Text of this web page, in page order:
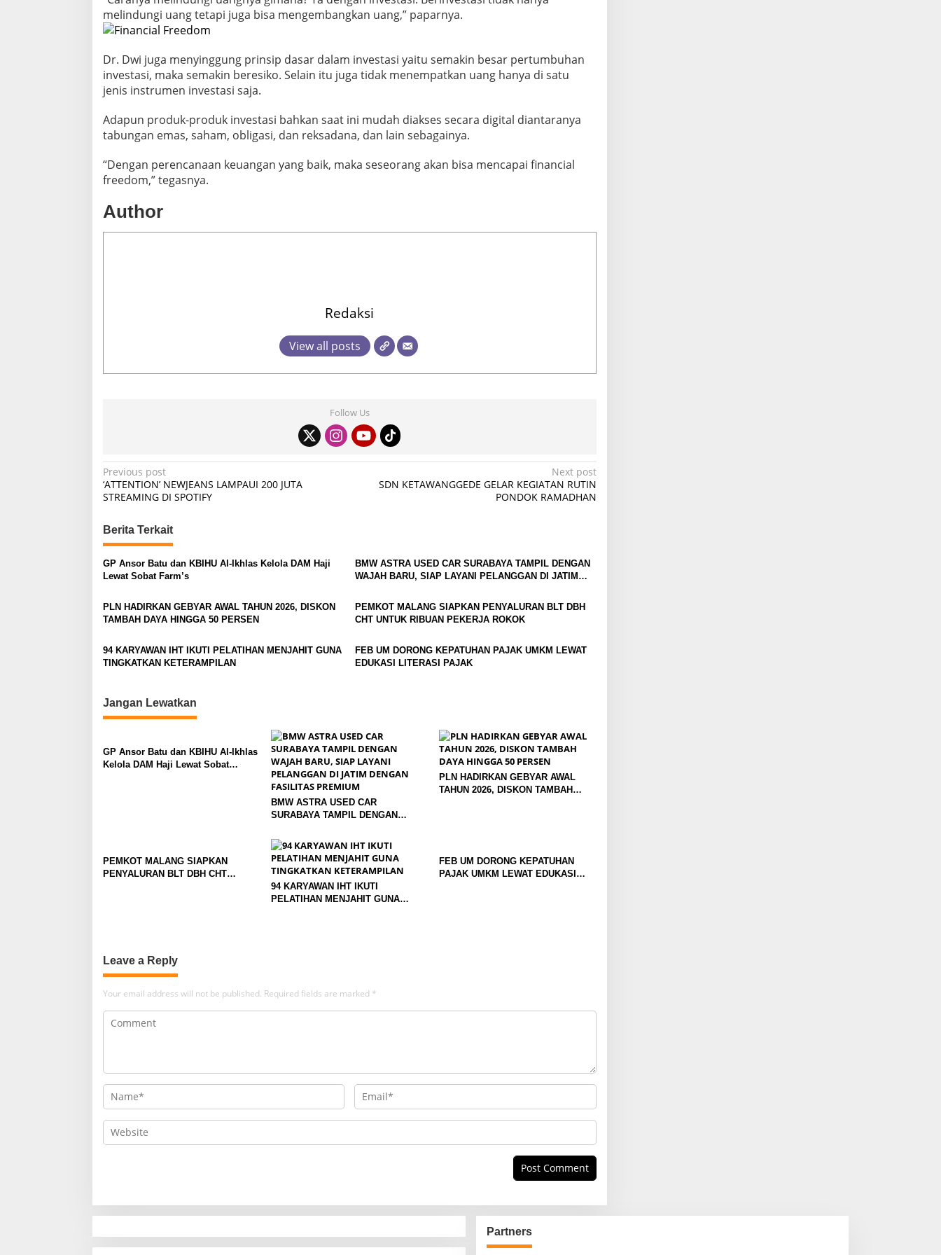
melindungi uang tetapi juga bisa mengembangkan uang,” paparnya.
Dr. Dwi juga menyinggung prinsip dasar dalam investasi yaitu semakin besar pertumbuhan
investasi, maka semakin beresiko. Selain itu juga tidak menempatkan uang hanya di satu
jenis instrumen investasi saja.
Adapun produk-produk investasi bahkan saat ini mudah diakses secara digital diantaranya
tabungan emas, saham, obligasi, dan reksadana, dan lain sebagainya.
“Dengan perencanaan keuangan yang baik, maka seseorang akan bisa mencapai financial
freedom,” tegasnya.
Author
Redaksi
View all posts
Follow Us
P
o
t
n
a
i
a
t
o
Previous post
‘ATTENTION’ NEWJEANS LAMPAUI 200 JUTA
STREAMING DI SPOTIFY
Next post
SDN KETAWANGGEDE GELAR KEGIATAN RUTIN
PONDOK RAMADHAN
Berita Terkait
GP Ansor Batu dan KBIHU Al-Ikhlas Kelola DAM Haji
Lewat Sobat Farm’s
BMW ASTRA USED CAR SURABAYA TAMPIL DENGAN
WAJAH BARU, SIAP LAYANI PELANGGAN DI JATIM
PLN HADIRKAN GEBYAR AWAL TAHUN 2026, DISKON
TAMBAH DAYA HINGGA 50 PERSEN
PEMKOT MALANG SIAPKAN PENYALURAN BLT DBH
CHT UNTUK RIBUAN PEKERJA ROKOK
94 KARYAWAN IHT IKUTI PELATIHAN MENJAHIT GUNA
TINGKATKAN KETERAMPILAN
FEB UM DORONG KEPATUHAN PAJAK UMKM LEWAT
EDUKASI LITERASI PAJAK
Jangan Lewatkan
GP Ansor Batu dan KBIHU Al-Ikhlas
Kelola DAM Haji Lewat Sobat
BMW ASTRA USED CAR
SURABAYA TAMPIL DENGAN
PELANGGAN DI JATIM DENGAN
FASILITAS PREMIUM
PLN HADIRKAN GEBYAR AWAL
TAHUN 2026, DISKON TAMBAH
PEMKOT MALANG SIAPKAN
PENYALURAN BLT DBH CHT
94 KARYAWAN IHT IKUTI
PELATIHAN MENJAHIT GUNA
FEB UM DORONG KEPATUHAN
PAJAK UMKM LEWAT EDUKASI
Leave a Reply
Your email address will not be published. Required fields are marked *
Partners